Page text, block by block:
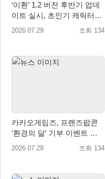
‘이환’ 1.2 버전 후반기 업데
이트 실시, 초인기 캐릭터
‘일로이’ 등장
2026.07.29 조회 134
카카오게임즈, 프렌즈팝콘
‘환경의 달’ 기부 이벤트 성
료…수달 서식지 보전 위해
2026.07.29 조회 134